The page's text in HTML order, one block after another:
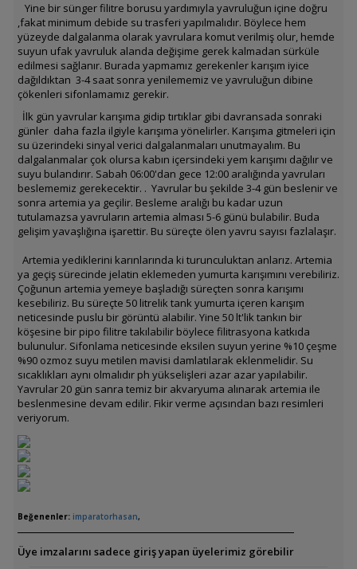
Yine bir sünger filitre borusu yardımıyla yavruluğun içine doğru
,fakat minimum debide su trasferi yapılmalıdır. Böylece hem
yüzeyde dalgalanma olarak yavrulara komut verilmiş olur, hemde
suyun ufak yavruluk alanda değişime gerek kalmadan sürküle
edilmesi sağlanır. Burada yapmamız gerekenler karışım iyice
dağıldıktan 3-4 saat sonra yenilememiz ve yavruluğun dibine
çökenleri sifonlamamız gerekir.
İlk gün yavrular karışıma gidip tırtıklar gibi davransada sonraki
günler daha fazla ilgiyle karışıma yönelirler. Karışıma gitmeleri için
su üzerindeki sinyal verici dalgalanmaları unutmayalım. Bu
dalgalanmalar çok olursa kabın içersindeki yem karışımı dağılır ve
suyu bulandırır. Sabah 06:00'dan gece 12:00 aralığında yavruları
beslememiz gerekecektir. . Yavrular bu şekilde 3-4 gün beslenir ve
sonra artemia ya geçilir. Besleme aralığı bu kadar uzun
tutulamazsa yavruların artemia alması 5-6 günü bulabilir. Buda
gelişim yavaşlığına işarettir. Bu süreçte ölen yavru sayısı fazlalaşır.
Artemia yediklerini karınlarında ki turunculuktan anlarız. Artemia
ya geçiş sürecinde jelatin eklemeden yumurta karışımını verebiliriz.
Çoğunun artemia yemeye başladığı süreçten sonra karışımı
kesebiliriz. Bu süreçte 50 litrelik tank yumurta içeren karışım
neticesinde puslu bir görüntü alabilir. Yine 50 lt'lik tankın bir
köşesine bir pipo filitre takılabilir böylece filitrasyona katkıda
bulunulur. Sifonlama neticesinde eksilen suyun yerine %10 çeşme
%90 ozmoz suyu metilen mavisi damlatılarak eklenmelidir. Su
sıcaklıkları aynı olmalıdır ph yükselişleri azar azar yapılabilir.
Yavrular 20 gün sanra temiz bir akvaryuma alınarak artemia ile
beslenmesine devam edilir. Fikir verme açısından bazı resimleri
veriyorum.
Beğenenler: imparatorhasan,
Üye imzalarını sadece giriş yapan üyelerimiz görebilir